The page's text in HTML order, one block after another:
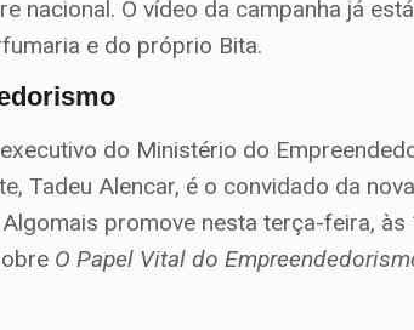
nacional. O vídeo da campanha já
e do próprio Bita.
do Ministério do
Tadeu Alencar, é o convidado da
promove nesta terça-feira,
O Papel Vital do